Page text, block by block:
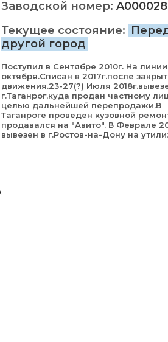
Заводской номер:
Текущее состояние:
другой город
Поступил в Сентябре 2010г. На линии
октября.Списан в 2017г.после
движения.23-27(?) Июля
г.Таганрог,куда продан частному
целью дальнейшей перепродажи.В
Таганроге проведен кузовной
продавался на "Авито". В Феврале
вывезен в г.Ростов-на-Дону на